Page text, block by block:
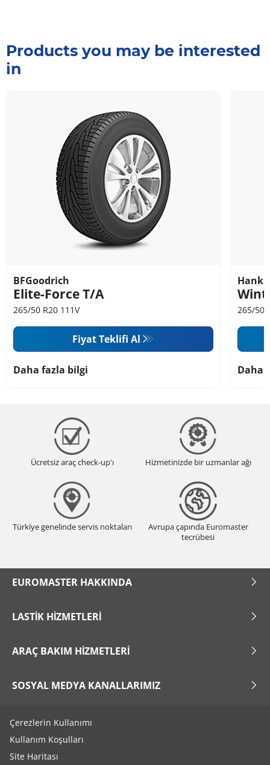
Products you may be interested
in
BFGoodrich
Elite-Force T/A
265/50 R20 111V
Fiyat Teklifi Al
Daha fazla bilgi
265/50
Daha
Ücretsiz araç check-up'ı Hizmetinizde bir uzmanlar ağı
Türkiye genelinde servis noktaları
Avrupa çapında Euromaster
tecrübesi
EUROMASTER HAKKINDA
LASTIK HIZMETLERI
ARAÇ BAKIM HIZMETLERI
SOSYAL MEDYA KANALLARIMIZ
Çerezlerin Kullanımı
Kullanım Koşulları
Site Haritası